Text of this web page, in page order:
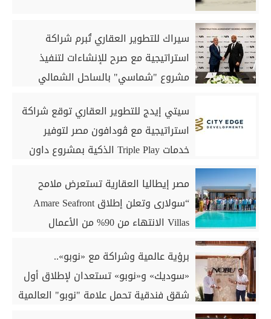
سيراك للتطوير العقاري تُبرم شراكة
استراتيجية مع صرح للإنشاءات لتنفيذ
مشروع "شماسي" بالساحل الشمالي
سيتي إيدج للتطوير العقاري توقع شراكة
استراتيجية مع ڤودافون مصر لتوفير
خدمات Triple Play الذكية بمشروع داون
مصر إيطاليا العقارية تستعرض ملامح
“سولارى وتعلن إطلاق Amare Seafront
Villas الانتهاء من 90% من الأعمال
برؤية عالمية وشراكة مع «نوبو»..
«سوديك» و«نوبو» تستعدان لإطلاق أول
شقق فندقية تحمل علامة "نوبو" العالمية